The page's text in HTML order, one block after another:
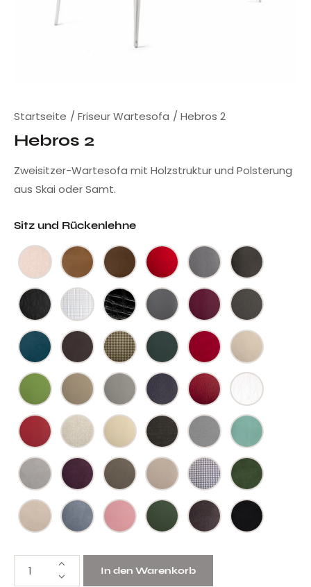
Startseite Friseur Wartesofa Hebros 2
Hebros 2
Zweisitzer-Wartesofa mit Holzstruktur und Polsterung
aus Skai oder Samt.
Sitz und Rückenlehne
In den Warenkorb